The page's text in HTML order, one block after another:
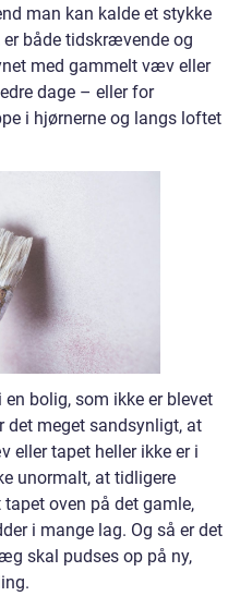
man kan kalde et stykke
både tidskrævende og
med gammelt væv eller
dage – eller for
i hjørnerne og langs loftet
bolig, som ikke er blevet
det meget sandsynligt, at
eller tapet heller ikke er i
unormalt, at tidligere
oven på det gamle,
i mange lag. Og så er det
skal pudses op på ny,